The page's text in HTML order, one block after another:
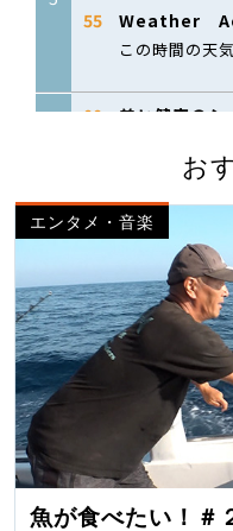
お
エンタメ・音楽
魚が食べたい！